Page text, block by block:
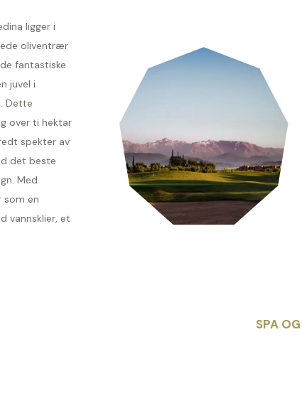
ligger i
oliventrær
fantastiske
juvel i
Dette
over ti hektar
spekter av
det beste
Med
som en
vannsklier, et
SPA